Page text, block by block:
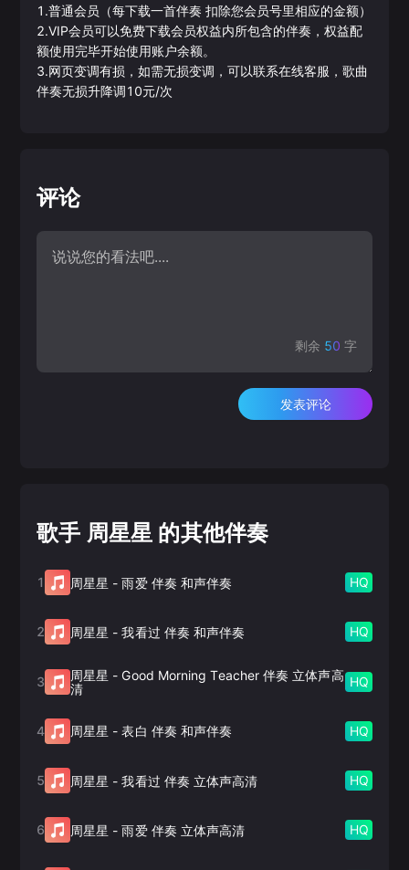
1.普通会员（每下载一首伴奏 扣除您会员号里相应的金额）
2.VIP会员可以免费下载会员权益内所包含的伴奏，权益配
额使用完毕开始使用账户余额。
3.网页变调有损，如需无损变调，可以联系在线客服，歌曲
伴奏无损升降调10元/次
评论
剩余 50 字
发表评论
歌手 周星星 的其他伴奏
1 周星星 -雨爱 伴奏 和声伴奏 HQ
2 周星星 -我看过 伴奏 和声伴奏 HQ
3 周星星 - Good Morning Teacher 伴奏 立体声高
清
HQ
4 周星星 -表白 伴奏 和声伴奏 HQ
5 周星星 -我看过 伴奏 立体声高清 HQ
6 周星星 -雨爱 伴奏 立体声高清 HQ